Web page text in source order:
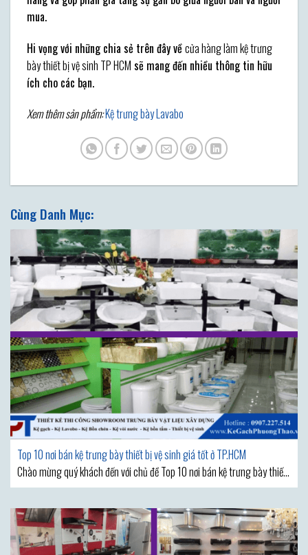
mua.
Hi vọng với những chia sẻ trên đây vềcửa hàng làm kệ trưng
bày thiết bị vệ sinh TP HCM sẽ mang đến nhiều thông tin hữu
ích cho các bạn.
Xem thêm sản phẩm:Kệ trưng bày Lavabo
Cùng Danh Mục:
Top 10 nơi bán kệ trưng bày thiết bị vệ sinh giá tốt ở TP.HCM
Chào mừng quý khách đến với chủ đề Top 10 nơi bán kệ trưng bày thiết
bị vệ sinh giá tốt ở Tp.HCM. Với sự phát triển của ngành công nghiệp vệ
sinh, thị trường thiết bị vệ sinh ngày càng trở nên đa dạng và phong
phú. Tìm kiếm một địa chỉ uy tín,